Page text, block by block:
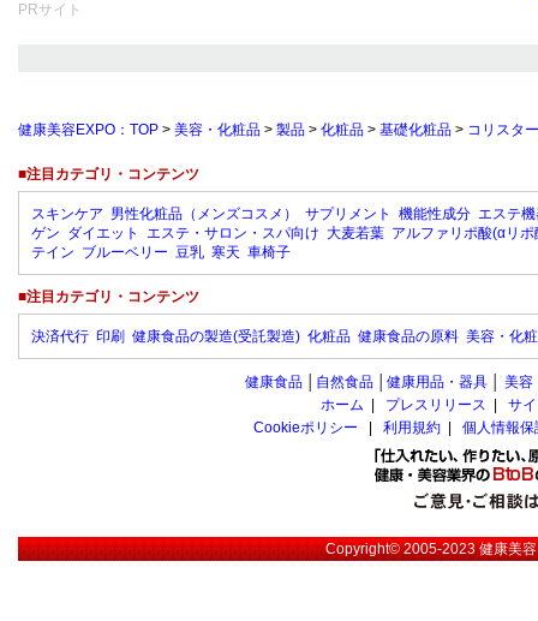
PRサイト
健康美容EXPO：TOP > 美容・化粧品 > 製品 > 化粧品 > 基礎化粧品 > コリスタ
■注目カテゴリ・コンテンツ
スキンケア 男性化粧品（メンズコスメ） サプリメント 機能性成分 エステ
ゲン ダイエット エステ・サロン・スパ向け 大麦若葉 アルファリポ酸(αリポ
テイン ブルーベリー 豆乳 寒天 車椅子
■注目カテゴリ・コンテンツ
決済代行 印刷 健康食品の製造(受託製造) 化粧品 健康食品の原料 美容・化
健康食品 自然食品 健康用品・器具 美容
ホーム
プレスリリース
サ
Cookieポリシー
利用規約 個人情報
Copyright© 2005-2023健康美